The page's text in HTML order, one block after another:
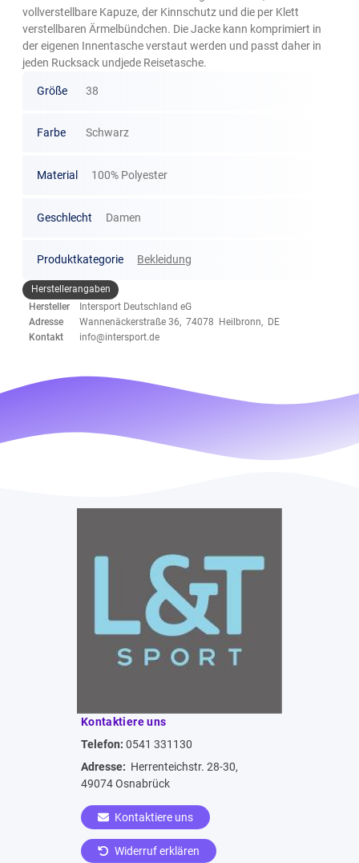
vollverstellbare Kapuze, der Kinnschutz und die per Klett
verstellbaren Ärmelbündchen. Die Jacke kann komprimiert in
der eigenen Innentasche verstaut werden und passt daher in
jeden Rucksack undjede Reisetasche.
Größe 38
Farbe Schwarz
Material 100% Polyester
Geschlecht Damen
Produktkategorie Bekleidung
Herstellerangaben
Hersteller
Intersport Deutschland eG
Adresse
Wannenäckerstraße 36, 74078 Heilbronn, DE
Kontakt
info@intersport.de
Kontaktiere uns
Telefon: 0541 331130
Adresse: Herrenteichstr. 28-30,
49074 Osnabrück
Kontaktiere uns
Widerruf erklären